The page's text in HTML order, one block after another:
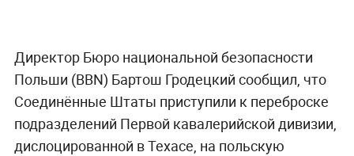
Директор Бюро национальной безопасности
Польши (BBN) Бартош Гродецкий сообщил, что
Соединённые Штаты приступили к переброске
подразделений Первой кавалерийской дивизии,
дислоцированной в Техасе, на польскую